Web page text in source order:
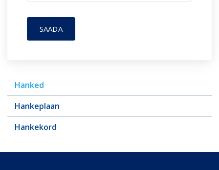
Hanked
Hankeplaan
Hankekord
SAADA